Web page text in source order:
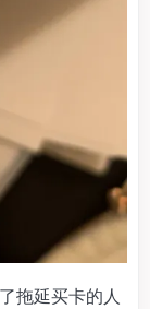
拖延买卡的人